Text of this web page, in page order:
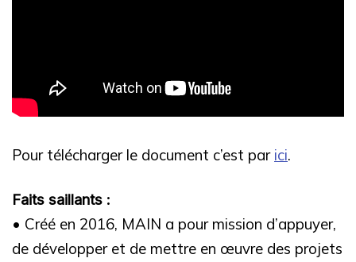
Pour télécharger le document c’est par ici.
Faits saillants :
• Créé en 2016, MAIN a pour mission d’appuyer,
de développer et de mettre en œuvre des projets